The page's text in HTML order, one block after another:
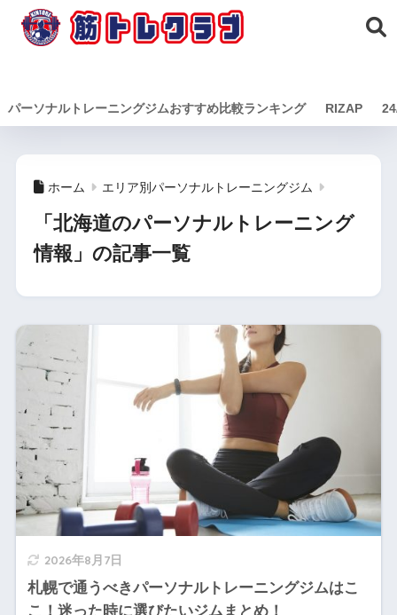
筋トレクラ
パーソナルトレーニングジムおすすめ比較ランキング RIZAP
ホーム エリア別パーソナルトレーニングジム
「北海道のパーソナルトレーニング
情報」の記事一覧
2026年8月7日
札幌で通うべきパーソナルトレーニングジムはこ
こ！迷った時に選びたいジムまとめ！